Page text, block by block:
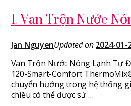
1. Van Trộn Nước
Jan NguyenUpdated on 2024-01-
Van Trộn Nước Nóng Lạnh Tự
120-Smart-Comfort
chuyển hướng trong hệ thống
chiều có thể được sử …